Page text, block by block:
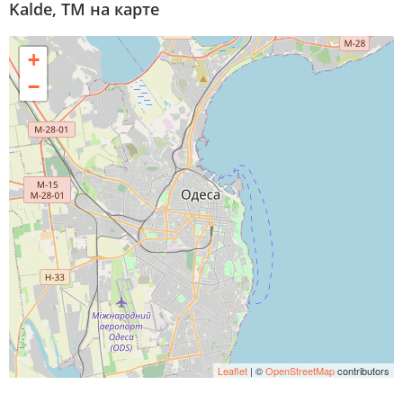
Kalde, ТМ на карте
+
−
Leaflet | ©OpenStreetMapcontributors